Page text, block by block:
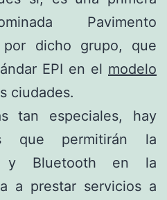
Pavimento
por dicho grupo, que
EPI en el modelo
ciudades.
tan especiales, hay
que permitirán la
y Bluetooth en la
a prestar servicios a